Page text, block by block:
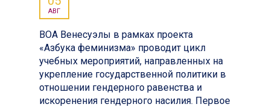
АВГ
ВОА Венесуэлы в рамках проекта
«Азбука феминизма» проводит цикл
учебных мероприятий, направленных на
укрепление государственной политики в
отношении гендерного равенства и
искоренения гендерного насилия. Первое